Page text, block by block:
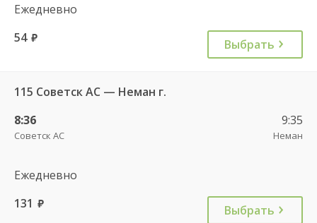
Ежедневно
54 руб. Выбрать
115 Советск АС — Неман г.
8:36
Советск АС
9:35
Неман
Ежедневно
131 руб. Выбрать